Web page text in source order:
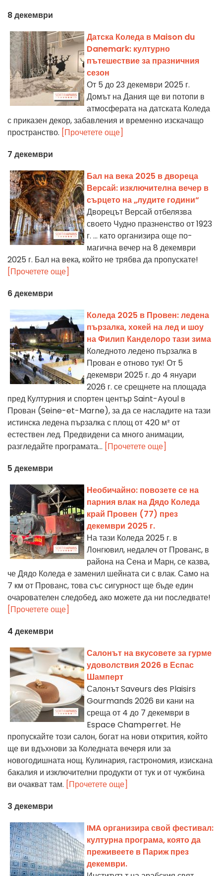
8 декември
Датска Коледа в Maison du
Danemark: културно
пътешествие за празничния
сезон
От 5 до 23 декември 2025 г.
Домът на Дания ще ви потопи в
атмосферата на датската Коледа
с приказен декор, забавления и временно изскачащо
пространство. [Прочетете още]
7 декември
Бал на века 2025 в двореца
Версай: изключителна вечер в
сърцето на „лудите години“
Дворецът Версай отбелязва
своето Чудно празненство от 1923
г. ... като организира още по-
магична вечер на 8 декември
2025 г. Бал на века, който не трябва да пропускате!
[Прочетете още]
6 декември
Коледа 2025 в Провен: ледена
пързалка, хокей на лед и шоу
на Филип Канделоро тази зима
Коледното ледено пързалка в
Прован е отново тук! От 5
декември 2025 г. до 4 януари
2026 г. се срещнете на площада
пред Културния и спортен център Saint-Ayoul в
Прован (Seine-et-Marne), за да се насладите на тази
истинска ледена пързалка с площ от 420 м² от
естествен лед. Предвидени са много анимации,
разгледайте програмата... [Прочетете още]
5 декември
Необичайно: повозете се на
парния влак на Дядо Коледа
край Провен (77) през
декември 2025 г.
На тази Коледа 2025 г. в
Лонгювил, недалеч от Прованс, в
района на Сена и Марн, се казва,
че Дядо Коледа е заменил шейната си с влак. Само на
7 км от Прованс, това със сигурност ще бъде един
очарователен следобед, ако можете да ни последвате!
[Прочетете още]
4 декември
Салонът на вкусовете за гурме
удоволствия 2026 в Еспас
Шамперт
Салонът Saveurs des Plaisirs
Gourmands 2026 ви кани на
среща от 4 до 7 декември в
Espace Champerret. Не
пропускайте този салон, богат на нови открития, който
ще ви вдъхнови за Коледната вечеря или за
новогодишната нощ. Кулинария, гастрономия, изискана
бакалия и изключителни продукти от тук и от чужбина
ви очакват там. [Прочетете още]
3 декември
IMA организира свой фестивал:
културна програма, която да
преживеете в Париж през
декември.